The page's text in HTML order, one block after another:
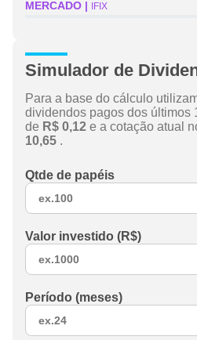
MERCADO IFIX
Simulador de
Para a base do cálculo
dividendos pagos dos últimos
de R$ 0,12 e a cotação atual
10,65 .
Qtde de papéis
Valor investido (R$)
Período (meses)